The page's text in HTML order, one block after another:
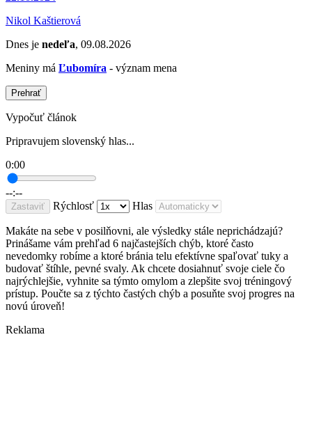
Nikol Kaštierová
Dnes je nedeľa, 09.08.2026
Meniny má Ľubomíra - význam mena
Prehrať
Vypočuť článok
Pripravujem slovenský hlas...
0:00
--:--
Zastaviť Rýchlosť Hlas
Makáte na sebe v posilňovni, ale výsledky stále neprichádzajú?
Prinášame vám prehľad 6 najčastejších chýb, ktoré často
nevedomky robíme a ktoré bránia telu efektívne spaľovať tuky a
budovať štíhle, pevné svaly. Ak chcete dosiahnuť svoje ciele čo
najrýchlejšie, vyhnite sa týmto omylom a zlepšite svoj tréningový
prístup. Poučte sa z týchto častých chýb a posuňte svoj progres na
novú úroveň!
Reklama